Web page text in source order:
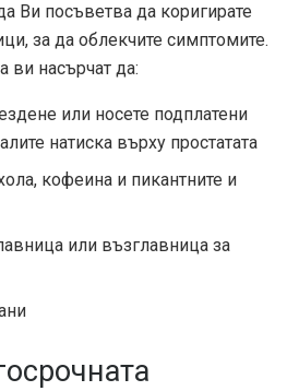
Ви посъветва да коригирате
за да облекчите симптомите.
ви насърчат да:
или носете подплатени
натиска върху простатата
кофеина и пикантните и
или възглавница за